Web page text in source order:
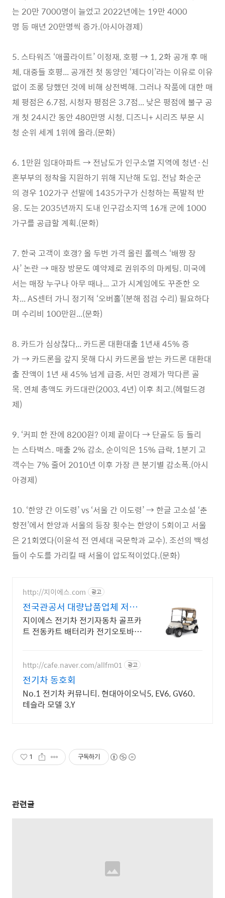
는 20만 7000명이 늘었고 2022년에는 19만 4000
명 등 매년 20만명씩 증가.(아시아경제)
5. 스타워즈 ‘애콜라이트’ 이정재, 호평 → 1, 2화 공개 후 매
체, 대중들 호평... 공개전 첫 동양인 ‘제다이’라는 이유로 이유
없이 조롱 당했던 것에 비해 상전벽해. 그러나 작품에 대한 매
체 평점은 6.7점, 시청자 평점은 3.7점... 낮은 평점에 불구 공
개 첫 24시간 동안 480만명 시청, 디즈니+ 시리즈 부문 시
청 순위 세계 1위에 올라.(문화)
6. 1만원 임대아파트 → 전남도가 인구소멸 지역에 청년·신
혼부부의 정착을 지원하기 위해 지난해 도입. 전남 화순군
의 경우 102가구 선발에 1435가구가 신청하는 폭발적 반
응. 도는 2035년까지 도내 인구감소지역 16개 군에 1000
가구를 공급할 계획.(문화)
7. 한국 고객이 호갱? 올 두번 가격 올린 롤렉스 ‘배짱 장
사’ 논란 → 매장 방문도 예약제로 권위주의 마케팅. 미국에
서는 매장 누구나 아무 때나... 고가 시계임에도 꾸준한 오
차... AS센터 가니 정기적 ‘오버홀’(분해 점검 수리) 필요하다
며 수리비 100만원...(문화)
8. 카드가 심상찮다,.. 카드론 대환대출 1년새 45% 증
가 → 카드론을 갚지 못해 다시 카드론을 받는 카드론 대환대
출 잔액이 1년 새 45% 넘게 급증, 서민 경제가 막다른 골
목. 연체 총액도 카드대란(2003, 4년) 이후 최고.(헤럴드경
제)
9. ‘커피 한 잔에 8200원? 이제 끝이다 → 단골도 등 돌리
는 스타벅스. 매출 2% 감소, 순이익은 15% 급락, 1분기 고
객수는 7% 줄어 2010년 이후 가장 큰 분기별 감소폭.(아시
아경제)
10. ‘한양 간 이도령’ vs ‘서울 간 이도령’ → 한글 고소설 ‘춘
향전’에서 한양과 서울의 등장 횟수는 한양이 5회이고 서울
은 21회였다(이윤석 전 연세대 국문학과 교수). 조선의 백성
들이 수도를 가리킬 때 서울이 압도적이었다.(문화)
http://지이에스.com 광고
전국관공서 대량납품업체 저속
운반차제작a/s
지이에스 전기차 전기자동차 골프카
트 전동카트 배터리카 전기오토바이
http://cafe.naver.com/allfm01 광고
전기차 동호회
No.1 전기차 커뮤니티. 현대아이오닉5, EV6, GV60.
테슬라 모델 3,Y
1 구독하기
관련글